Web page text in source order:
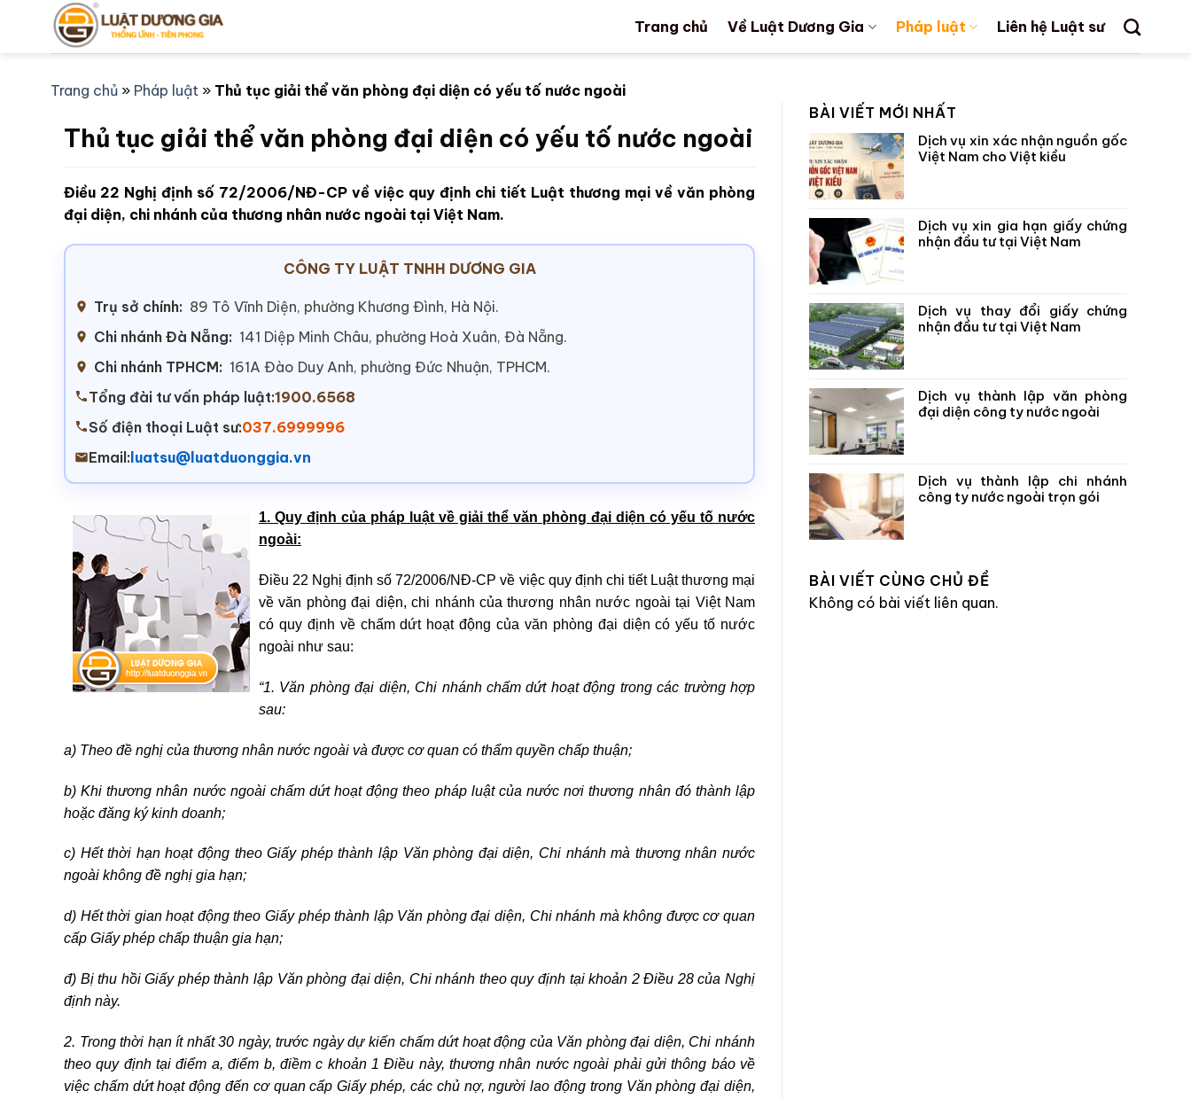
Trang chủ Về Luật Dương Gia Pháp luật Liên hệ Luật sư
Trang chủ » Pháp luật » Thủ tục giải thể văn phòng đại diện có yếu tố nước ngoài
Thủ tục giải thể văn phòng đại diện có yếu tố nước ngoài
Điều 22 Nghị định số 72/2006/NĐ-CP về việc quy định chi tiết Luật thương mại về văn phòng
đại diện, chi nhánh của thương nhân nước ngoài tại Việt Nam.
CÔNG TY LUẬT TNHH DƯƠNG GIA
Trụ sở chính: 89 Tô Vĩnh Diện, phường Khương Đình, Hà Nội.
Chi nhánh Đà Nẵng: 141 Diệp Minh Châu, phường Hoà Xuân, Đà Nẵng.
Chi nhánh TPHCM: 161A Đào Duy Anh, phường Đức Nhuận, TPHCM.
Tổng đài tư vấn pháp luật:1900.6568
Số điện thoại Luật sư:037.6999996
Email: luatsu@luatduonggia.vn
1. Quy định của pháp luật về giải thể văn phòng đại diện có yếu tố nước
ngoài:
Điều 22 Nghị định số 72/2006/NĐ-CP về việc quy định chi tiết Luật thương mại
về văn phòng đại diện, chi nhánh của thương nhân nước ngoài tại Việt Nam
có quy định về chấm dứt hoạt động của văn phòng đại diện có yếu tố nước
ngoài như sau:
“1. Văn phòng đại diện, Chi nhánh chấm dứt hoạt động trong các trường hợp
sau:
a) Theo đề nghị của thương nhân nước ngoài và được cơ quan có thẩm quyền chấp thuận;
b) Khi thương nhân nước ngoài chấm dứt hoạt động theo pháp luật của nước nơi thương nhân đó thành lập
hoặc đăng ký kinh doanh;
c) Hết thời hạn hoạt động theo Giấy phép thành lập Văn phòng đại diện, Chi nhánh mà thương nhân nước
ngoài không đề nghị gia hạn;
d) Hết thời gian hoạt động theo Giấy phép thành lập Văn phòng đại diện, Chi nhánh mà không được cơ quan
cấp Giấy phép chấp thuận gia hạn;
đ) Bị thu hồi Giấy phép thành lập Văn phòng đại diện, Chi nhánh theo quy định tại khoản 2 Điều 28 của Nghị
định này.
2. Trong thời hạn ít nhất 30 ngày, trước ngày dự kiến chấm dứt hoạt động của Văn phòng đại diện, Chi nhánh
theo quy định tại điểm a, điểm b, điềm c khoản 1 Điều này, thương nhân nước ngoài phải gửi thông báo về
việc chấm dứt hoạt động đến cơ quan cấp Giấy phép, các chủ nợ, người lao động trong Văn phòng đại diện,
BÀI VIẾT MỚI NHẤT
Dịch vụ xin xác nhận nguồn gốc
Việt Nam cho Việt kiều
Dịch vụ xin gia hạn giấy chứng
nhận đầu tư tại Việt Nam
Dịch vụ thay đổi giấy chứng
nhận đầu tư tại Việt Nam
Dịch vụ thành lập văn phòng
đại diện công ty nước ngoài
Dịch vụ thành lập chi nhánh
công ty nước ngoài trọn gói
BÀI VIẾT CÙNG CHỦ ĐỀ
Không có bài viết liên quan.